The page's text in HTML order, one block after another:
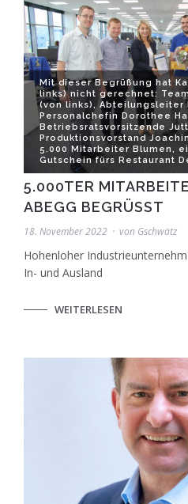
Mit dieser Begrüßung hat
links) nicht gerechnet:
(von links), Abteilungsleiter
Personalchefin Dorothee
Betriebsratsvorsitzende
Produktionsvorstand
5.000 Mitarbeiter Blumen,
Gutschein fürs Restaurant
5.000TER
ABEGG BEGRÜSST
18. November 2022 von Gschwätz
Hohenloher
In- und Ausland
WEITERLESEN